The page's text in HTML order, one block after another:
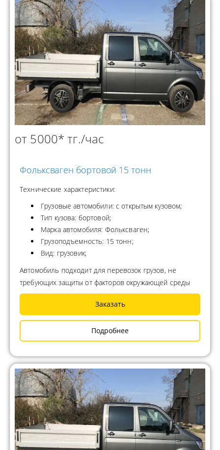
от 5000* тг./час
Фольксваген бортовой 15 тонн
Технические характеристики:
Грузовые автомобили: с открытым кузовом;
Тип кузова: бортовой;
Марка автомобиля: Фольксваген;
Грузоподъемность: 15 тонн;
Вид: грузовик;
Автомобиль подходит для перевозок грузов, не
требующих защиты от факторов окружающей среды
Заказать
Подробнее